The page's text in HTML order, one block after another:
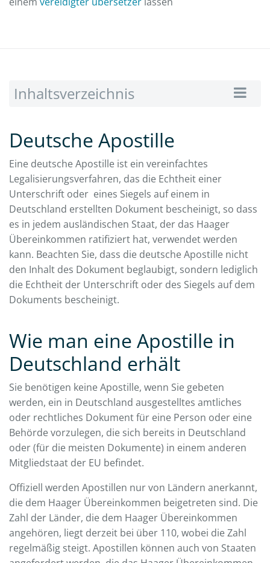
Inhaltsverzeichnis
Deutsche Apostille
Eine deutsche Apostille ist ein vereinfachtes
Legalisierungsverfahren, das die Echtheit einer
Unterschrift oder eines Siegels auf einem in
Deutschland erstellten Dokument bescheinigt, so dass
es in jedem ausländischen Staat, der das Haager
Übereinkommen ratifiziert hat, verwendet werden
kann. Beachten Sie, dass die deutsche Apostille nicht
den Inhalt des Dokument beglaubigt, sondern lediglich
die Echtheit der Unterschrift oder des Siegels auf dem
Dokuments bescheinigt.
Wie man eine Apostille in
Deutschland erhält
Sie benötigen keine Apostille, wenn Sie gebeten
werden, ein in Deutschland ausgestelltes amtliches
oder rechtliches Dokument für eine Person oder eine
Behörde vorzulegen, die sich bereits in Deutschland
oder (für die meisten Dokumente) in einem anderen
Mitgliedstaat der EU befindet.
Offiziell werden Apostillen nur von Ländern anerkannt,
die dem Haager Übereinkommen beigetreten sind. Die
Zahl der Länder, die dem Haager Übereinkommen
angehören, liegt derzeit bei über 110, wobei die Zahl
regelmäßig steigt. Apostillen können auch von Staaten